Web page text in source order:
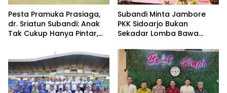
Pesta Pramuka Prasiaga,
dr. Sriatun Subandi: Anak
Tak Cukup Hanya Pintar,
Dibentuk Sejak Dini
Subandi Minta Jambore
PKK Sidoarjo Bukan
Sekadar Lomba Bawa
untuk Warga